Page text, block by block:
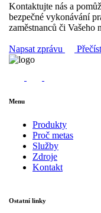
Kontaktujte nás a
bezpečné vykonávání
zaměstnanců či Vašeho
Napsat zprávu
Menu
Produkty
Proč metas
Služby
Zdroje
Kontakt
Ostatní linky